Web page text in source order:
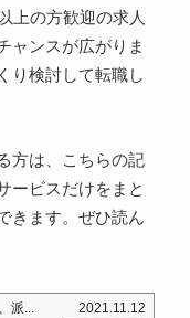
上の方歓迎の求人
ャンスが広がりま
り検討して転職し
方は、こちらの記
ービスだけをまと
きます。ぜひ読ん
派... 2021.11.12